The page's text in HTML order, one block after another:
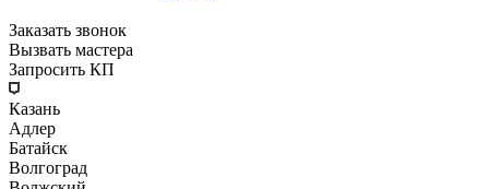
Заказать звонок
Вызвать мастера
Запросить КП
Казань
Адлер
Батайск
Волгоград